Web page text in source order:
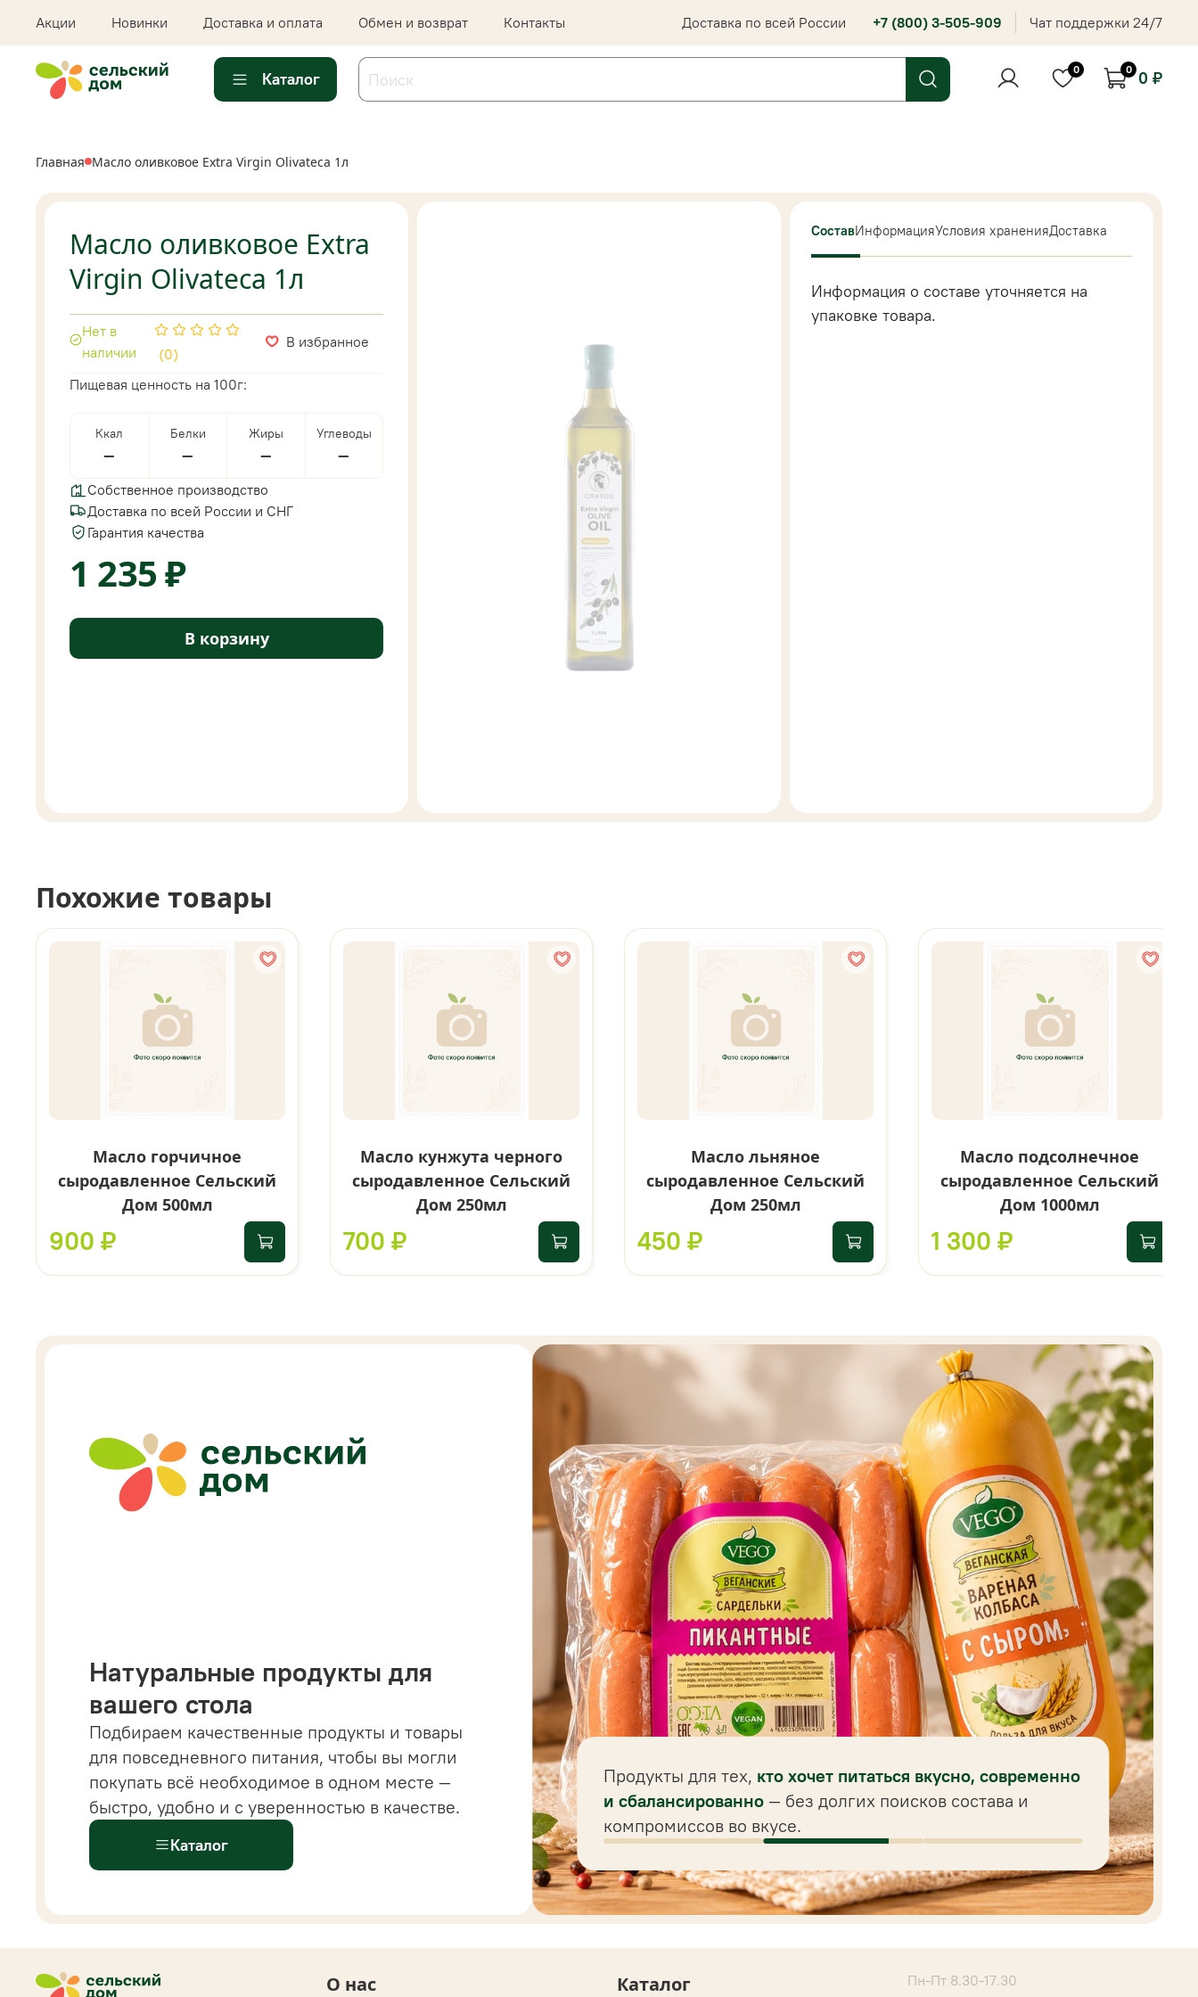
Акции Новинки Доставка и оплата Обмен и возврат Контакты Доставка по всей России +7 (800) 3-505-909 Чат поддержки 24/7
Каталог 0 0 0 ₽
Главная Масло оливковое Extra Virgin Olivateca 1л
Масло оливковое Extra
Virgin Olivateca 1л
(0)
В избранное
Нет в
наличии
Пищевая ценность на 100г:
Ккал
—
Белки
—
Жиры
—
Углеводы
—
Собственное производство
Доставка по всей России и СНГ
Гарантия качества
1 235 ₽
В корзину
СоставИнформацияУсловия храненияДоставка
Информация о составе уточняется на
упаковке товара.
Похожие товары
Масло горчичное
сыродавленное Сельский
Дом 500мл
900 ₽
Масло кунжута черного
сыродавленное Сельский
Дом 250мл
700 ₽
Масло льняное
сыродавленное Сельский
Дом 250мл
450 ₽
Масло подсолнечное
сыродавленное Сельский
Дом 1000мл
1 300 ₽
Натуральные продукты для
вашего стола
Подбираем качественные продукты и товары
для повседневного питания, чтобы вы могли
покупать всё необходимое в одном месте —
быстро, удобно и с уверенностью в качестве.
Каталог
вы найдете все от напитков и бакалеи до
сыров, десертов и готовых решений для
питания.Всёдля здорового и современного
доступнов одном каталоге.
Продукты для тех, кто хочет питаться вкусно, современно
и сбалансированно — без долгих поисков состава и
компромиссов во вкусе.
О нас Каталог Пн-Пт 8.30-17.30